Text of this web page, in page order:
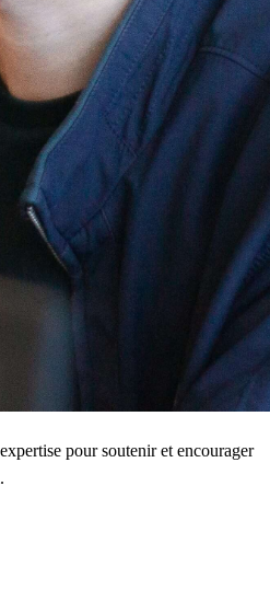
pour soutenir et encourager